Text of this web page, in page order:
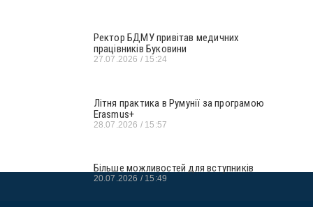
Ректор БДМУ привітав медичних
працівників Буковини
27.07.2026 15:24
Літня практика в Румунії за програмою
Erasmus+
28.07.2026 15:57
Більше можливостей для вступників
20.07.2026 15:49